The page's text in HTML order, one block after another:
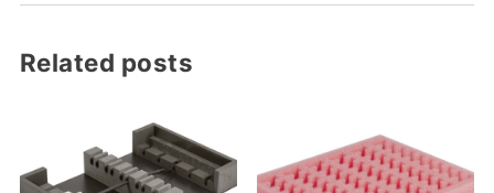
Related posts